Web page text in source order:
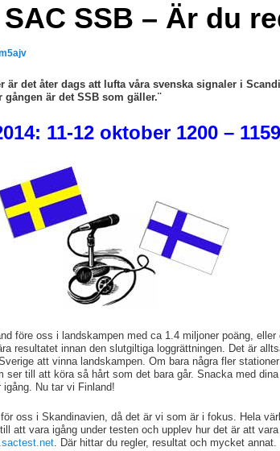
SSB – Är du
är det åter dags att lufta våra svenska signaler i
är det SSB som gäller.¨
11-12 oktober 1200 –
före oss i landskampen med ca 1.4 miljoner poäng, eller
resultatet innan den slutgiltiga loggrättningen. Det är
att vinna landskampen. Om bara några fler
ser till att köra så hårt som det bara går. Snacka med
Nu tar vi Finland!
oss i Skandinavien, då det är vi som är i fokus. Hela
att vara igång under testen och upplev hur det är att vara
. Där hittar du regler, resultat och mycket annat.